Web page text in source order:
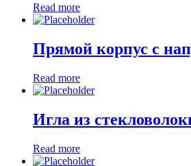
Read more
Прямой корпус с
Read more
Игла из
Read more